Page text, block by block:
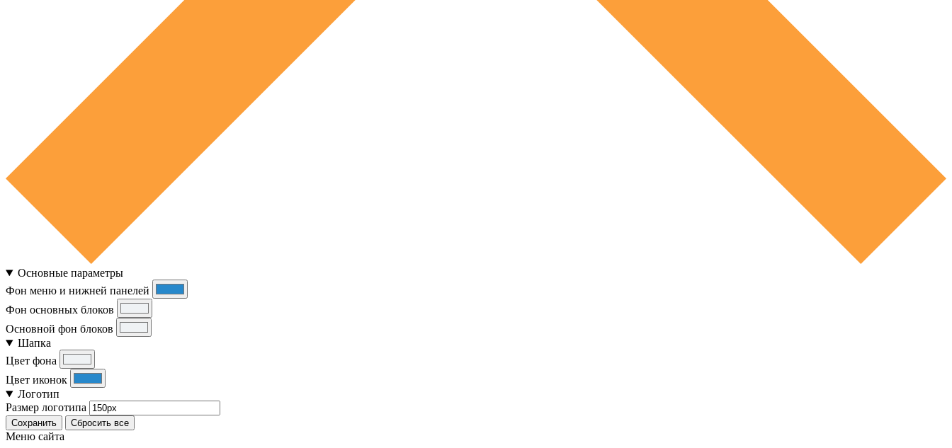
Основные параметры
Фон меню и нижней панелей
Фон основных блоков
Основной фон блоков
Шапка
Цвет фона
Цвет иконок
Логотип
Размер логотипа
Сохранить Сбросить все
Меню сайта